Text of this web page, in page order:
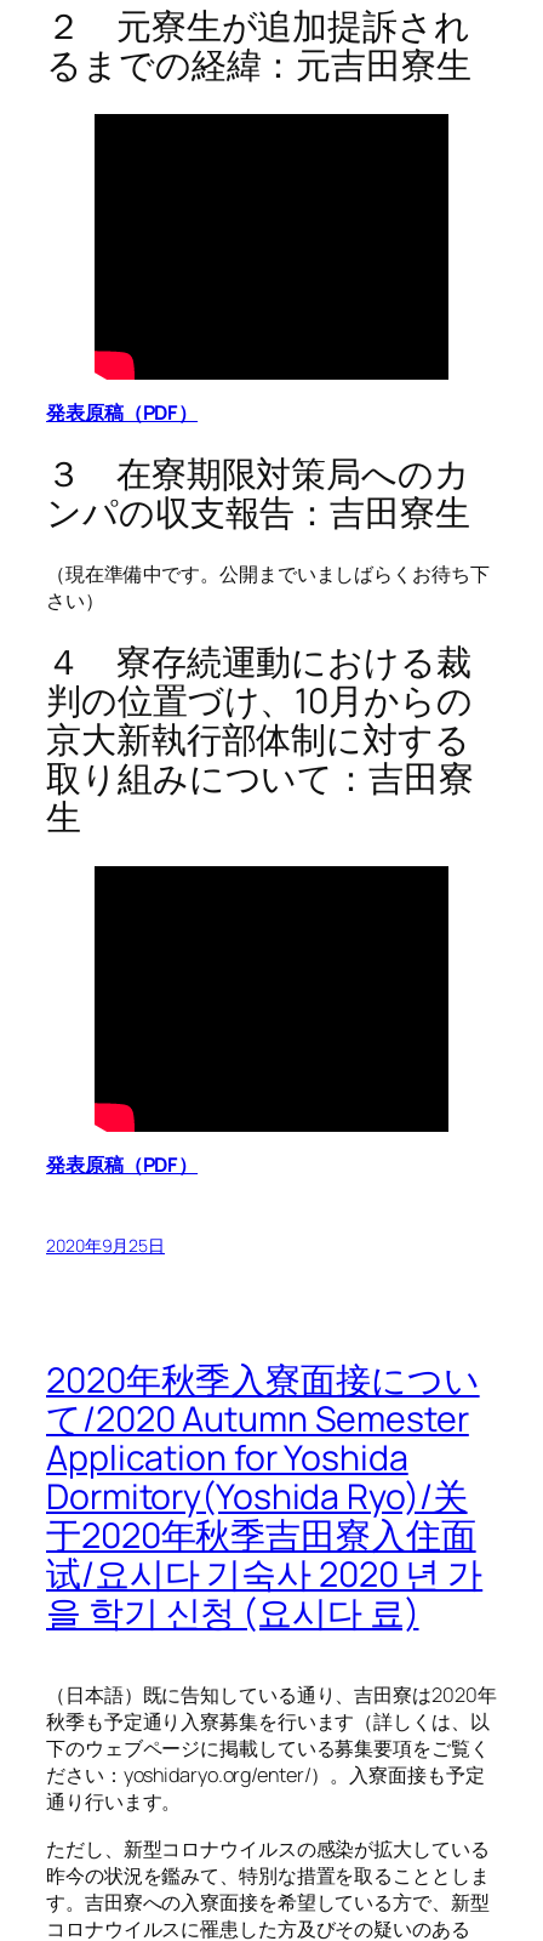
２ 元寮生が追加提訴され
るまでの経緯：元吉田寮生
発表原稿（PDF）
３ 在寮期限対策局へのカ
ンパの収支報告：吉田寮生
（現在準備中です。公開までいましばらくお待ち下
さい）
４ 寮存続運動における裁
判の位置づけ、10月からの
京大新執行部体制に対する
取り組みについて：吉田寮
生
発表原稿（PDF）
2020年9月25日
2020年秋季入寮面接につい
て/2020 Autumn Semester
Application for Yoshida
Dormitory(Yoshida Ryo)/关
于2020年秋季吉田寮入住面
试/요시다 기숙사 2020 년 가
을 학기 신청 (요시다 료)
（日本語）既に告知している通り、吉田寮は2020年
秋季も予定通り入寮募集を行います（詳しくは、以
下のウェブページに掲載している募集要項をご覧く
ださい：yoshidaryo.org/enter/）。入寮面接も予定
通り行います。
ただし、新型コロナウイルスの感染が拡大している
昨今の状況を鑑みて、特別な措置を取ることとしま
す。吉田寮への入寮面接を希望している方で、新型
コロナウイルスに罹患した方及びその疑いのある